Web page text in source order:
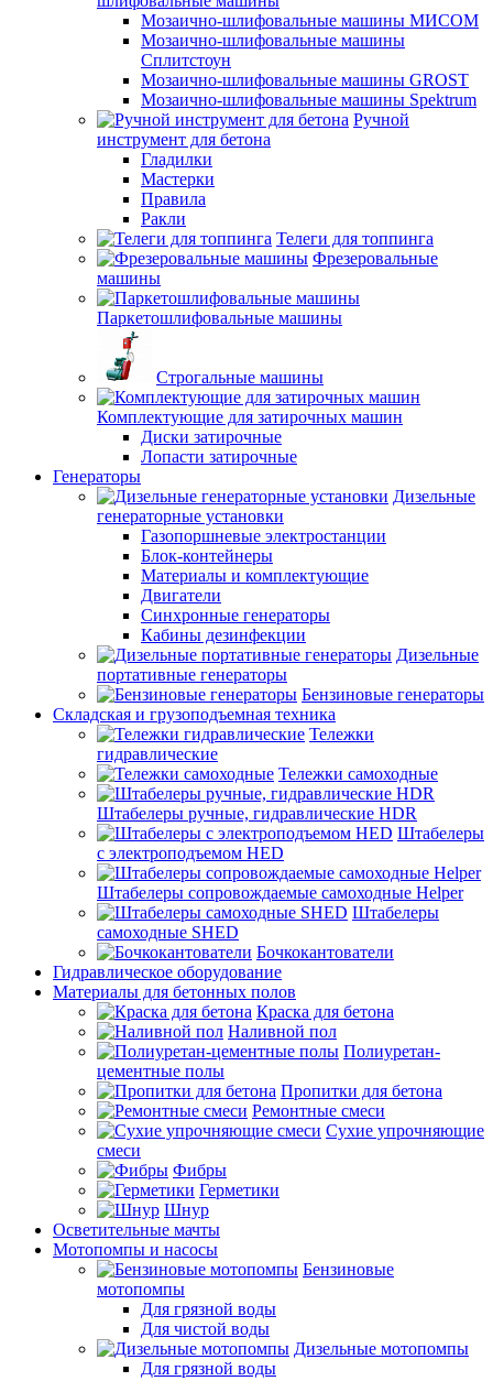
Мозаично-шлифовальные машины МИСОМ
Мозаично-шлифовальные машины
Сплитстоун
Мозаично-шлифовальные машины GROST
Мозаично-шлифовальные машины Spektrum
Ручной
инструмент для бетона
Гладилки
Мастерки
Правила
Ракли
Телеги для топпинга
Фрезеровальные
машины
Паркетошлифовальные машины
Строгальные машины
Комплектующие для затирочных машин
Диски затирочные
Лопасти затирочные
Генераторы
Дизельные
генераторные установки
Газопоршневые электростанции
Блок-контейнеры
Материалы и комплектующие
Двигатели
Синхронные генераторы
Кабины дезинфекции
Дизельные
портативные генераторы
Бензиновые генераторы
Складская и грузоподъемная техника
Тележки
гидравлические
Тележки самоходные
Штабелеры ручные, гидравлические HDR
Штабелеры
с электроподъемом HED
Штабелеры сопровождаемые самоходные Helper
Штабелеры
самоходные SHED
Бочкокантователи
Гидравлическое оборудование
Материалы для бетонных полов
Краска для бетона
Наливной пол
Полиуретан-
цементные полы
Пропитки для бетона
Ремонтные смеси
Сухие упрочняющие
смеси
Фибры
Герметики
Шнур
Осветительные мачты
Мотопомпы и насосы
Бензиновые
мотопомпы
Для грязной воды
Для чистой воды
Дизельные мотопомпы
Для грязной воды